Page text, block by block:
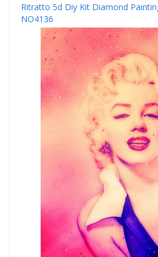
Ritratto 5d Diy Kit Diamond
NO4136